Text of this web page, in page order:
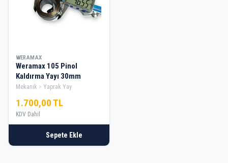
WERAMAX
Weramax 105 Pinol
Kaldırma Yayı 30mm
Mekanik Yaprak Yay
1.700,00 TL
KDV Dahil
Sepete Ekle